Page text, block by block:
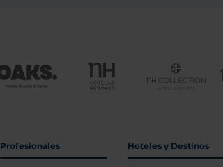
Profesionales Hoteles y Destinos